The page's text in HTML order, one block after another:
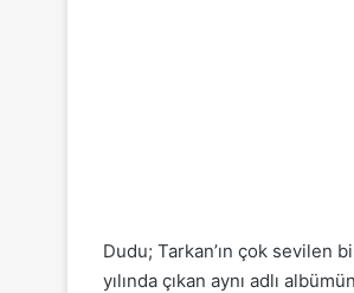
Dudu; Tarkan’ın çok sevilen
yılında çıkan aynı adlı